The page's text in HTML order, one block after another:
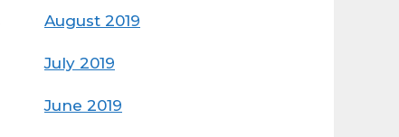
August 2019
July 2019
June 2019